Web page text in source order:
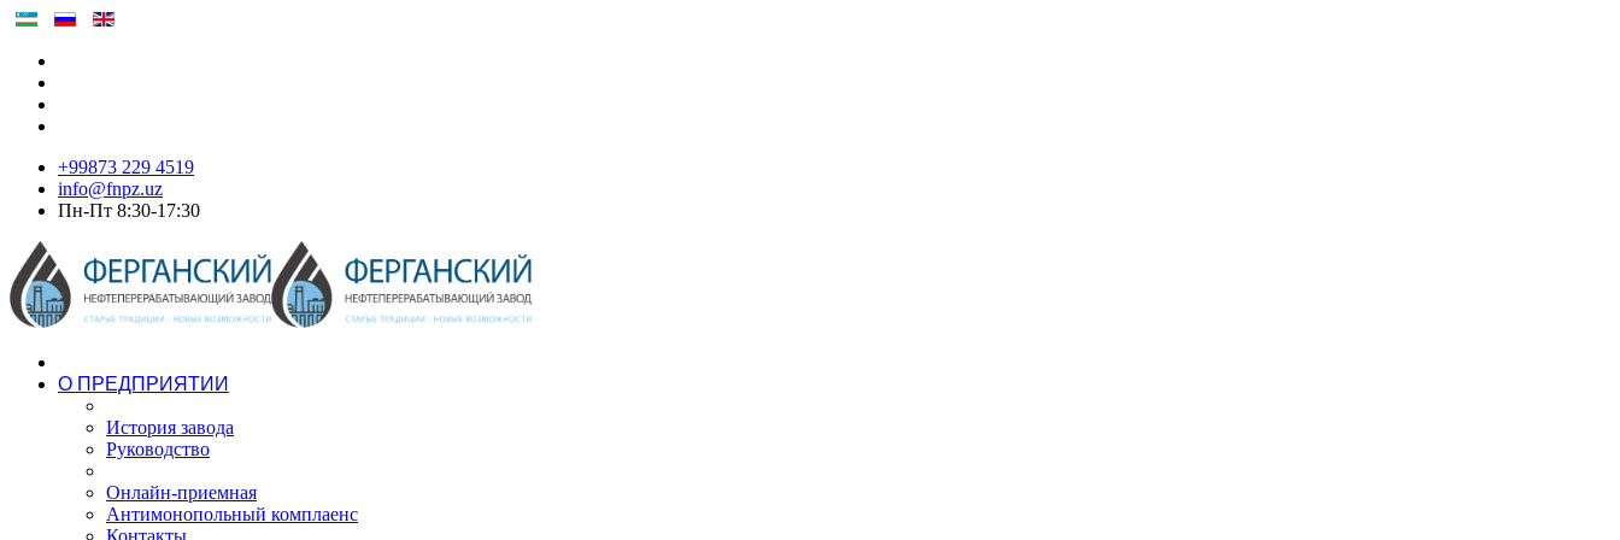
+99873 229 4519
info@fnpz.uz
Пн-Пт 8:30-17:30
О ПРЕДПРИЯТИИ
История завода
Руководство
Онлайн-приемная
Антимонопольный комплаенс
Контакты